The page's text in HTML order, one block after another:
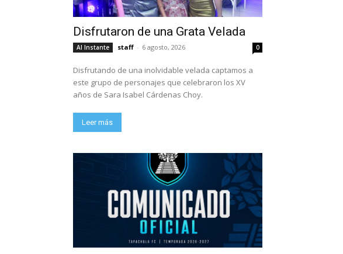
Disfrutaron de una Grata Velada
Al Instante staff - 6 agosto, 2026 0
Disfrutando de una inolvidable velada captamos a
este grupo de personajes que celebraron los XV
años de Sara Isabel Cárdenas Choy.
Leer más